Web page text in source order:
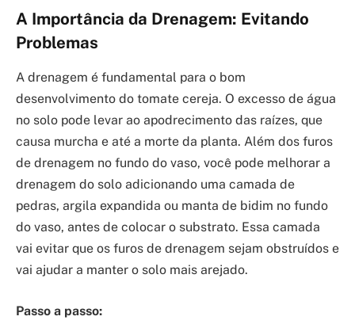
A Importância da Drenagem: Evitando
Problemas
A drenagem é fundamental para o bom
desenvolvimento do tomate cereja. O excesso de água
no solo pode levar ao apodrecimento das raízes, que
causa murcha e até a morte da planta. Além dos furos
de drenagem no fundo do vaso, você pode melhorar a
drenagem do solo adicionando uma camada de
pedras, argila expandida ou manta de bidim no fundo
do vaso, antes de colocar o substrato. Essa camada
vai evitar que os furos de drenagem sejam obstruídos e
vai ajudar a manter o solo mais arejado.
Passo a passo: